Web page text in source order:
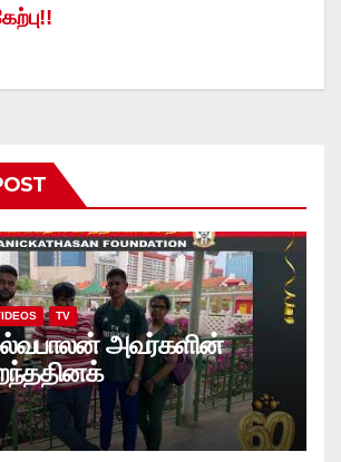
TV
அவர்களின்
அப்பியாசக்
வழங்கல்.. வீடியோ